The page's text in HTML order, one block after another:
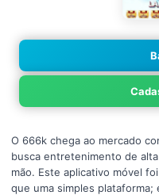
O 666k chega ao mercado
busca entretenimento de
mão. Este aplicativo móvel
que uma simples